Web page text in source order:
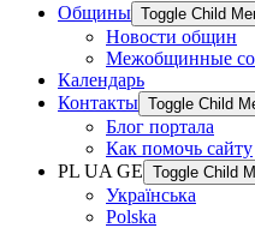
Общины Toggle Child
Новости общин
Межобщинные
Календарь
Контакты Toggle Child
Блог портала
Как помочь сайту
PL UA GE Toggle Child
Українська
Polska